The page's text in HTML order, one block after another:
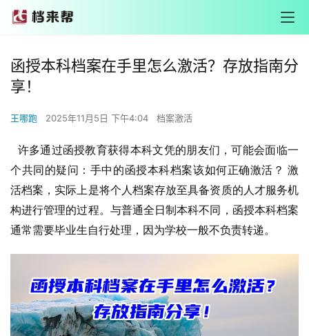
函授本科档案在手里怎么激活？存放指南分
享！
王哪跑 2025年11月5日 下午4:04 档案激活
许多通过函授教育获得本科文凭的朋友们，可能会面临一
个共同的疑问：手中的函授本科档案该如何正确激活？ 激
活档案，实际上是将个人档案存放至具备资质的人才服务机
构进行管理的过程。与普通全日制本科不同，函授本科档案
通常需要毕业生自行处理，因为学校一般不负责转递。